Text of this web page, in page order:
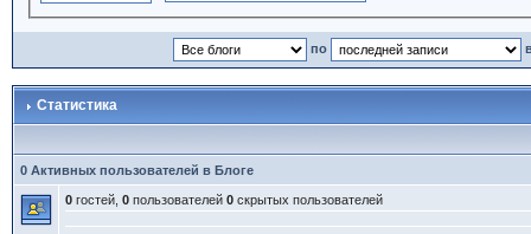
по
Статистика
0 Активных пользователей в Блоге
0гостей, 0пользователей 0скрытых пользователей